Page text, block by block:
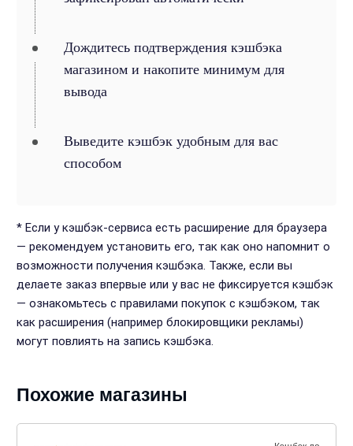
Дождитесь подтверждения кэшбэка
магазином и накопите минимум для
вывода
Выведите кэшбэк удобным для вас
способом
* Если у кэшбэк-сервиса есть расширение для браузера
— рекомендуем установить его, так как оно напомнит о
возможности получения кэшбэка. Также, если вы
делаете заказ впервые или у вас не фиксируется кэшбэк
— ознакомьтесь с правилами покупок с кэшбэком, так
как расширения (например блокировщики рекламы)
могут повлиять на запись кэшбэка.
Похожие магазины